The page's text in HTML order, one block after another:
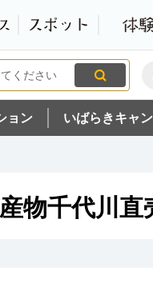
特集・オススメ
ョン いばらきキャ
物千代川直